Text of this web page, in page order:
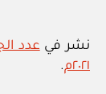
نشر في
٢٠٢١م
.